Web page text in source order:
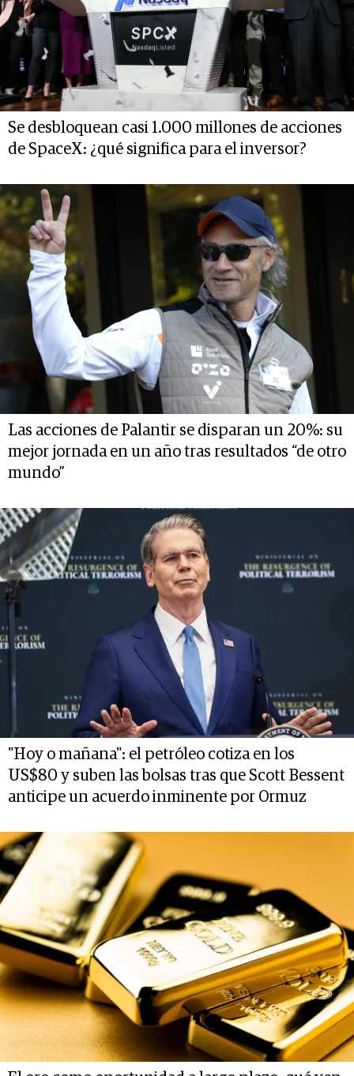
Se desbloquean casi 1.000 millones de acciones
de SpaceX: ¿qué significa para el inversor?
Las acciones de Palantir se disparan un 20%: su
mejor jornada en un año tras resultados “de otro
mundo”
"Hoy o mañana": el petróleo cotiza en los
US$80 y suben las bolsas tras que Scott Bessent
anticipe un acuerdo inminente por Ormuz